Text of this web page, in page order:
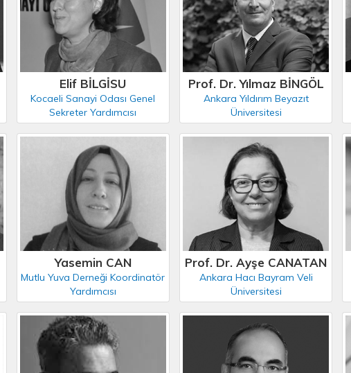
Elif BİLGİSU
Kocaeli Sanayi Odası Genel
Sekreter Yardımcısı
Prof. Dr. Yılmaz BİNGÖL
Ankara Yıldırım Beyazıt
Üniversitesi
Yasemin CAN
Mutlu Yuva Derneği Koordinatör
Yardımcısı
Prof. Dr. Ayşe CANATAN
Ankara Hacı Bayram Veli
Üniversitesi